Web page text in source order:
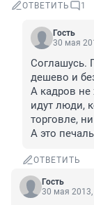
ОТВЕТИТЬ 1
Гость
30 мая
Соглашусь.
дешево и
А кадров не
идут люди,
торговле,
А это
ОТВЕТИТЬ
Гость
30 мая 2013,